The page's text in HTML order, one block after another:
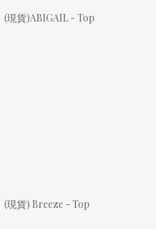
(現貨)ABIGAIL - Top
(現貨) Breeze - Top